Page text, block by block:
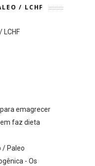
/ LCHF
LCHF
emagrecer
faz dieta
/ Paleo
- Os